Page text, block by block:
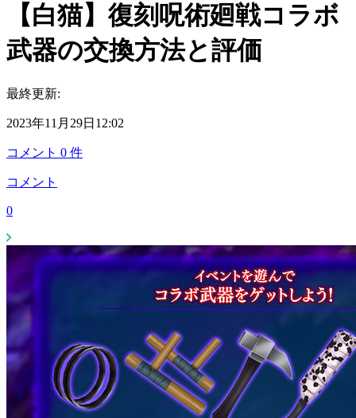
【白猫】復刻呪術廻戦コラボ
武器の交換方法と評価
最終更新:
2023年11月29日12:02
コメント 0 件
コメント
0